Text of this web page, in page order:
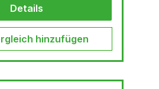
Details
hinzufügen